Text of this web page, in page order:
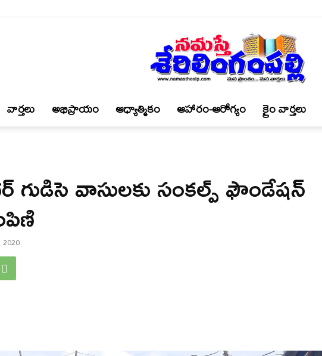
శేరిలింగంపల్లి
వార్త‌లు అభిప్రాయం ఆధ్యాత్మికం ఆహారం-ఆరోగ్యం క్రైం వార్త‌లు
గుడిసె వాసులకు సంకల్ప్ ఫౌండేషన్
2020